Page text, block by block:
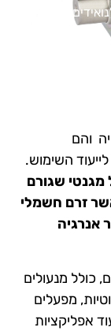
לינאריים
והם
השימוש.
מגנטי שגורם
זרם חשמלי
אנרגיה
כולל מנעולים
מפעלים
אפליקציות